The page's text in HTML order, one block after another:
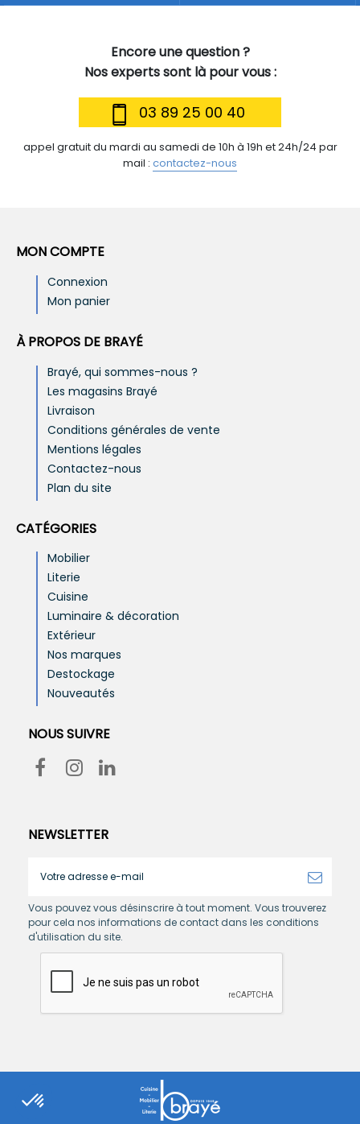
Encore une question ?
Nos experts sont là pour vous :
03 89 25 00 40
appel gratuit du mardi au samedi de 10h à 19h et 24h/24 par
mail : contactez-nous
MON COMPTE
Connexion
Mon panier
À PROPOS DE BRAYÉ
Brayé, qui sommes-nous ?
Les magasins Brayé
Livraison
Conditions générales de vente
Mentions légales
Contactez-nous
Plan du site
CATÉGORIES
Mobilier
Literie
Cuisine
Luminaire & décoration
Extérieur
Nos marques
Destockage
Nouveautés
NOUS SUIVRE
NEWSLETTER
Vous pouvez vous désinscrire à tout moment. Vous trouverez
pour cela nos informations de contact dans les conditions
d'utilisation du site.